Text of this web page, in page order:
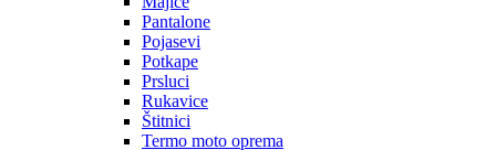
Pantalone
Pojasevi
Potkape
Prsluci
Rukavice
Štitnici
Termo moto oprema